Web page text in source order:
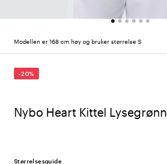
Modellen er 168 cm høy og bruker størrelse S
-20%
Nybo Heart Kittel Lysegrønn
Størrelsesguide